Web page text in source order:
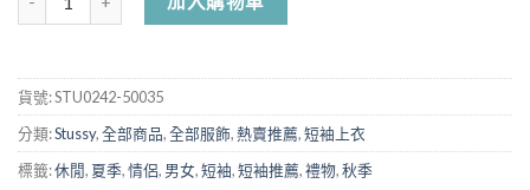
貨號:STU0242-50035
分類:Stussy,全部商品,全部服飾,熱賣推薦,短袖上衣
標籤:休閒, 夏季,情侶, 男女,短袖,短袖推薦,禮物,秋季